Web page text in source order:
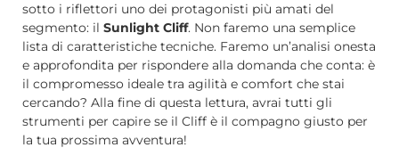
sotto i riflettori uno dei protagonisti più amati del
segmento: il Sunlight Cliff. Non faremo una semplice
lista di caratteristiche tecniche. Faremo un’analisi onesta
e approfondita per rispondere alla domanda che conta: è
il compromesso ideale tra agilità e comfort che stai
cercando? Alla fine di questa lettura, avrai tutti gli
strumenti per capire se il Cliff è il compagno giusto per
la tua prossima avventura!